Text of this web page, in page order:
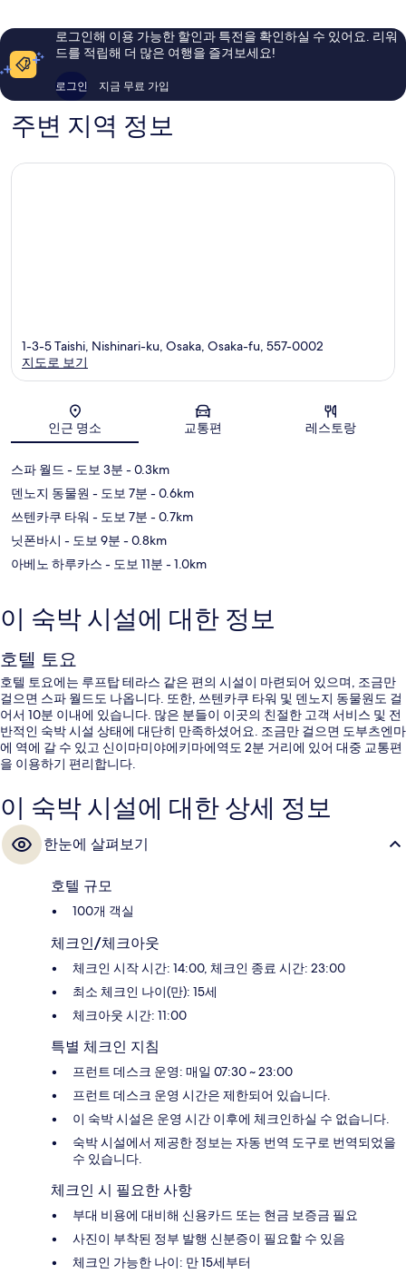
용
기
245
요,
이
로그인해 이용 가능한 할인과 특전을 확인하실 수 있어요. 리워
드를 적립해 더 많은 여행을 즐겨보세요!
로그인 지금 무료 가입
주변 지역 정보
지도
1-3-5 Taishi, Nishinari-ku, Osaka, Osaka-fu, 557-0002
지도로 보기
인근 명소 교통편 레스토랑
스파 월드 - 도보 3분 - 0.3km
덴노지 동물원 - 도보 7분 - 0.6km
쓰텐카쿠 타워 - 도보 7분 - 0.7km
닛폰바시 - 도보 9분 - 0.8km
아베노 하루카스 - 도보 11분 - 1.0km
이 숙박 시설에 대한 정보
호텔 토요
호텔 토요에는 루프탑 테라스 같은 편의 시설이 마련되어 있으며, 조금만
걸으면 스파 월드도 나옵니다. 또한, 쓰텐카쿠 타워 및 덴노지 동물원도 걸
어서 10분 이내에 있습니다. 많은 분들이 이곳의 친절한 고객 서비스 및 전
반적인 숙박 시설 상태에 대단히 만족하셨어요. 조금만 걸으면 도부츠엔마
에 역에 갈 수 있고 신이마미야에키마에역도 2분 거리에 있어 대중 교통편
을 이용하기 편리합니다.
이 숙박 시설에 대한 상세 정보
한눈에 살펴보기
호텔 규모
100개 객실
체크인/체크아웃
체크인 시작 시간: 14:00, 체크인 종료 시간: 23:00
최소 체크인 나이(만): 15세
체크아웃 시간: 11:00
특별 체크인 지침
프런트 데스크 운영: 매일 07:30 ~ 23:00
프런트 데스크 운영 시간은 제한되어 있습니다.
이 숙박 시설은 운영 시간 이후에 체크인하실 수 없습니다.
숙박 시설에서 제공한 정보는 자동 번역 도구로 번역되었을
수 있습니다.
체크인 시 필요한 사항
부대 비용에 대비해 신용카드 또는 현금 보증금 필요
사진이 부착된 정부 발행 신분증이 필요할 수 있음
체크인 가능한 나이: 만 15세부터